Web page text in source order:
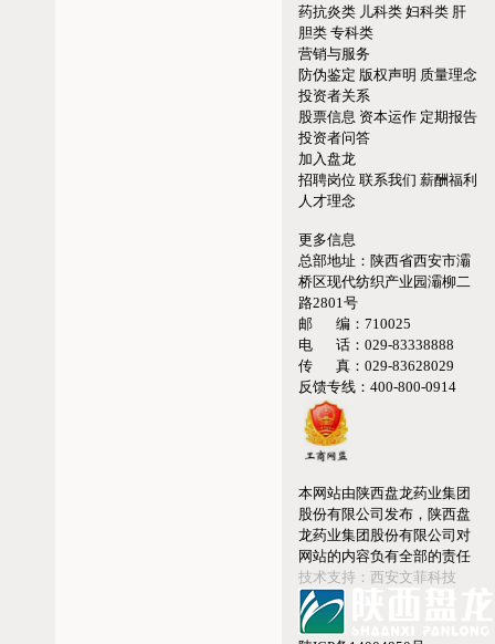
药抗炎类 儿科类 妇科类 肝
胆类 专科类
营销与服务
防伪鉴定 版权声明 质量理念
投资者关系
股票信息 资本运作 定期报告
投资者问答
加入盘龙
招聘岗位 联系我们 薪酬福利
人才理念
更多信息
总部地址： 陕西省西安市灞
桥区现代纺织产业园灞柳二
路2801号
邮 编： 710025
电 话： 029-83338888
传 真： 029-83628029
反馈专线： 400-800-0914
本网站由陕西盘龙药业集团
股份有限公司发布，陕西盘
龙药业集团股份有限公司对
网站的内容负有全部的责任
技术支持：西安文菲科技